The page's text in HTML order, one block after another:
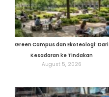
Green Campus dan Ekoteologi: Dari
Kesadaran ke Tindakan
August 5, 2026